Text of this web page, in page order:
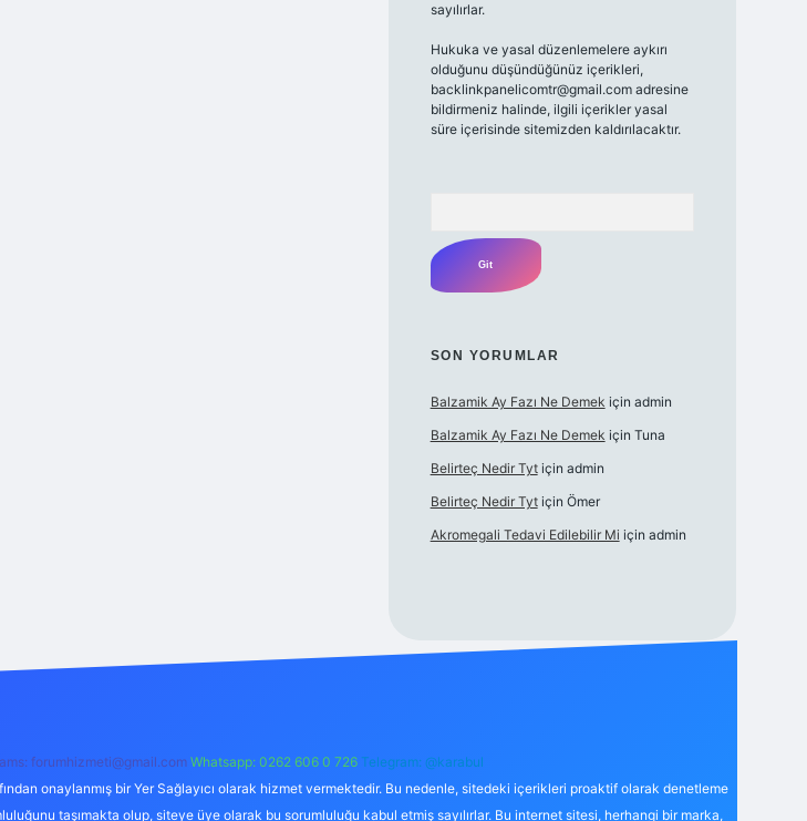
sayılırlar.
Hukuka ve yasal düzenlemelere aykırı
olduğunu düşündüğünüz içerikleri,
backlinkpanelicomtr@gmail.comadresine
bildirmeniz halinde, ilgili içerikler yasal
süre içerisinde sitemizden kaldırılacaktır.
SON YORUMLAR
Balzamik Ay Fazı Ne Demek için admin
Balzamik Ay Fazı Ne Demek için Tuna
Belirteç Nedir Tytiçin admin
Belirteç Nedir Tytiçin Ömer
Akromegali Tedavi Edilebilir Mi için admin
forumhizmeti@gmail.com Whatsapp: 0262 606 0 726 Telegram: @karabul
onaylanmış bir Yer Sağlayıcı olarak hizmet vermektedir. Bu nedenle, sitedeki içerikleri proaktif olarak denetleme
taşımakta olup, siteye üye olarak bu sorumluluğu kabul etmiş sayılırlar. Bu internet sitesi, herhangi bir marka,